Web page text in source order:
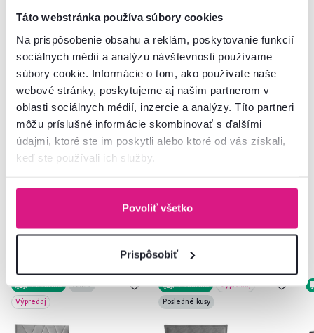
Táto webstránka používa súbory cookies
Na prispôsobenie obsahu a reklám, poskytovanie funkcií
sociálnych médií a analýzu návštevnosti používame
súbory cookie. Informácie o tom, ako používate naše
webové stránky, poskytujeme aj našim partnerom v
oblasti sociálnych médií, inzercie a analýzy. Títo partneri
môžu príslušné informácie skombinovať s ďalšími
údajmi, ktoré ste im poskytli alebo ktoré od vás získali,
keď ste používali ich služby.
Povoliť všetko
Prispôsobiť
Informácie o balení
Nenašli ste požadované informácie?
Kontaktujte nás a my vám radi poradíme
Podobné produkty
Zadarmo
Akcia
Výpredaj
Zadarmo
Výpredaj
Posledné kusy